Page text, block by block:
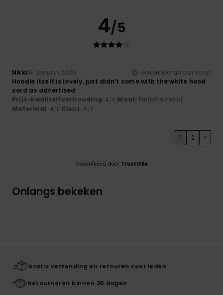
4/5
Nikki16. januari 2026
Geverifieerde aankoop
Hoodie itself is lovely, just didn’t come with the white hood
cord as advertised
Prijs-kwaliteitverhouding: 4 /5 Maat: Perfecte maat
Materiaal: 4/5 Kleur: 4 /5
1 2 >
Geverifieerd door TrustVille
Onlangs bekeken
Gratis verzending en retouren voor leden
Retourneren binnen 30 dagen